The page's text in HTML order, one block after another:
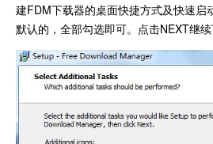
建FDM下载器的桌面快捷方式及快速启
默认的，全部勾选即可。点击NEXT继续